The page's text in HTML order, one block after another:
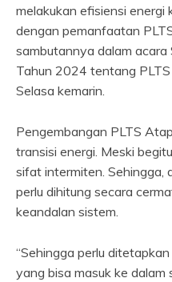
melakukan efisiensi energi
dengan pemanfaatan
sambutannya dalam acara
Tahun 2024 tentang
Selasa kemarin.
Pengembangan PLTS
transisi energi. Meski
sifat intermiten. Sehingga,
perlu dihitung secara
keandalan sistem.
“Sehingga perlu
yang bisa masuk ke dalam